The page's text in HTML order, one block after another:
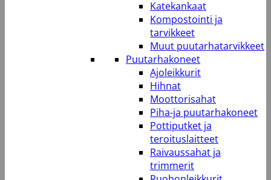
Katekankaat
Kompostointi ja
tarvikkeet
Muut puutarhatarvikkeet
Puutarhakoneet
Ajoleikkurit
Hihnat
Moottorisahat
Piha-ja puutarhakoneet
Pottiputket ja
teroituslaitteet
Raivaussahat ja
trimmerit